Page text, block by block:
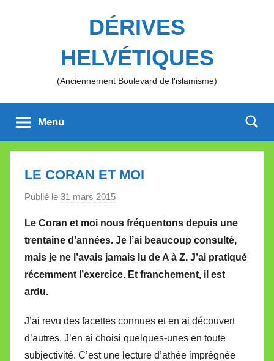
DÉRIVES
HELVÉTIQUES
(Anciennement Boulevard de l'islamisme)
Menu
LE CORAN ET MOI
Publié le 31 mars 2015
r
M
i
r
l
e
Le Coran et moi nous fréquentons depuis une
trentaine d’années. Je l’ai beaucoup consulté,
mais je ne l’avais jamais lu de A à Z. J’ai pratiqué
récemment l’exercice. Et franchement, il est
ardu.
J’ai revu des facettes connues et en ai découvert
d’autres. J’en ai choisi quelques-unes en toute
subjectivité. C’est une lecture d’athée imprégnée